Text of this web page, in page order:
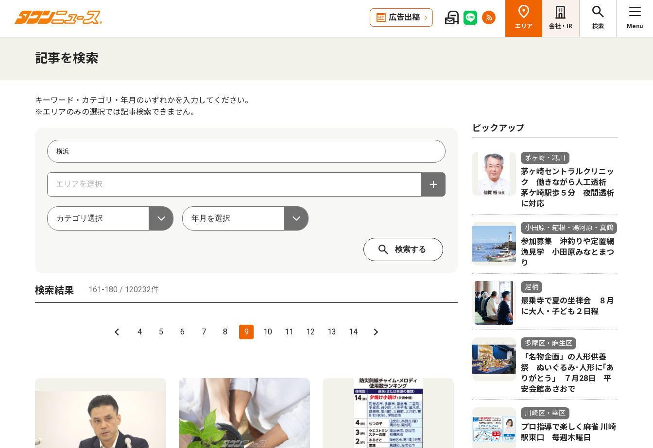
広告出稿
エリア 会社・IR 検索 Menu
記事を検索
キーワード・カテゴリ・年月のいずれかを入力してください。
※エリアのみの選択では記事検索できません。
エリアを選択
検索結果 161-180 / 120232件
4 5 6 7 8 9 10 11 12 13 14
ピックアップ
茅ヶ崎・寒川
茅ヶ崎セントラルクリニッ
ク 働きながら人工透析
茅ケ崎駅歩５分 夜間透析
に対応
小田原・箱根・湯河原・真鶴
参加募集 沖釣りや定置網
漁見学 小田原みなとまつ
り
足柄
最乗寺で夏の坐禅会 ８月
に大人・子ども２日程
多摩区・麻生区
「名物企画」の人形供養
祭 ぬいぐるみ･人形に｢あ
りがとう｣ ７月28日 平
安会館あさおで
川崎区・幸区
プロ指導で楽しく麻雀 川崎
駅東口 毎週木曜日